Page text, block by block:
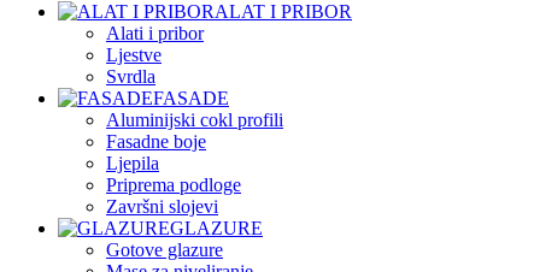
ALAT I PRIBOR
Alati i pribor
Ljestve
Svrdla
FASADE
Aluminijski cokl profili
Fasadne boje
Ljepila
Priprema podloge
Završni slojevi
GLAZURE
Gotove glazure